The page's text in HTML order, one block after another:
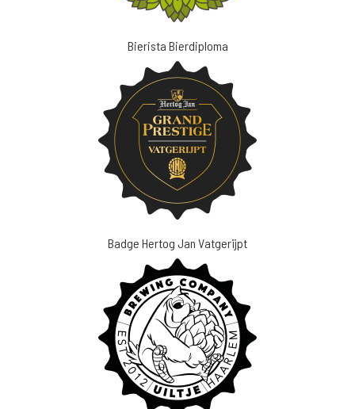
Bierista Bierdiploma
Badge Hertog Jan Vatgerijpt